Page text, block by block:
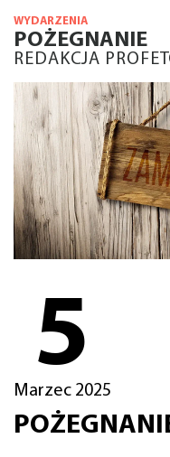
WYDARZENIA
POŻEGNANIE
REDAKCJA
5
Marzec 2025